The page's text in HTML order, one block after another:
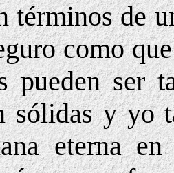
términos de
como
pueden ser
sólidas y yo
eterna